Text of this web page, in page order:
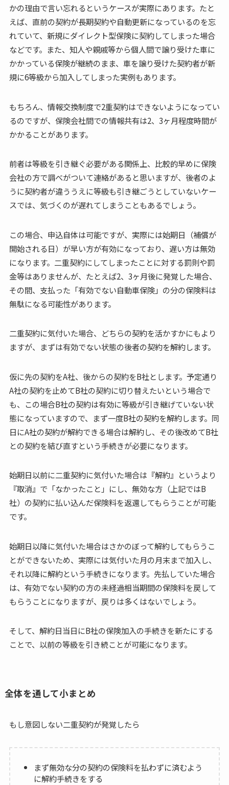
かの理由で言い忘れるというケースが実際にあります。たと
えば、直前の契約が長期契約や自動更新になっているのを忘
れていて、新規にダイレクト型保険に契約してしまった場合
などです。また、知人や親戚等から個人間で譲り受けた車に
かかっている保険が継続のまま、車を譲り受けた契約者が新
規に6等級から加入してしまった実例もあります。
もちろん、情報交換制度で2重契約はできないようになってい
るのですが、保険会社間での情報共有は2、3ヶ月程度時間が
かかることがあります。
前者は等級を引き継ぐ必要がある関係上、比較的早めに保険
会社の方で調べがついて連絡があると思いますが、後者のよ
うに契約者が違ううえに等級も引き継ごうとしていないケー
スでは、気づくのが遅れてしまうこともあるでしょう。
この場合、申込自体は可能ですが、実際には始期日（補償が
開始される日）が早い方が有効になっており、遅い方は無効
になります。二重契約にしてしまったことに対する罰則や罰
金等はありませんが、たとえば2、3ヶ月後に発覚した場合、
その間、支払った「有効でない自動車保険」の分の保険料は
無駄になる可能性があります。
二重契約に気付いた場合、どちらの契約を活かすかにもより
ますが、まずは有効でない状態の後者の契約を解約します。
仮に先の契約をA社、後からの契約をB社とします。予定通り
A社の契約を止めてB社の契約に切り替えたいという場合で
も、この場合B社の契約は有効に等級が引き継げていない状
態になっていますので、まず一度B社の契約を解約します。同
日にA社の契約が解約できる場合は解約し、その後改めてB社
との契約を結び直すという手続きが必要になります。
始期日以前に二重契約に気付いた場合は『解約』というより
『取消』で「なかったこと」にし、無効な方（上記ではB
社）の契約に払い込んだ保険料を返還してもらうことが可能
です。
始期日以降に気付いた場合はさかのぼって解約してもらうこ
とができないため、実際には気付いた月の月末まで加入し、
それ以降に解約という手続きになります。先払していた場合
は、有効でない契約の方の未経過相当期間の保険料を戻して
もらうことになりますが、戻りは多くはないでしょう。
そして、解約日当日にB社の保険加入の手続きを新たにする
ことで、以前の等級を引き続ことが可能になります。
全体を通して小まとめ
もし意図しない二重契約が発覚したら
まず無効な分の契約の保険料を払わずに済むよう
に解約手続きをする